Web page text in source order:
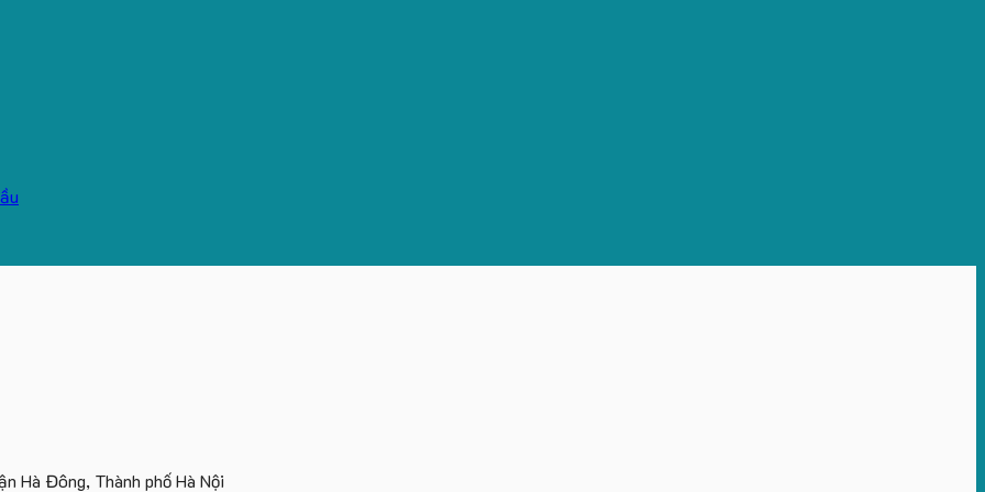
Hà Đông, Thành phố Hà Nội